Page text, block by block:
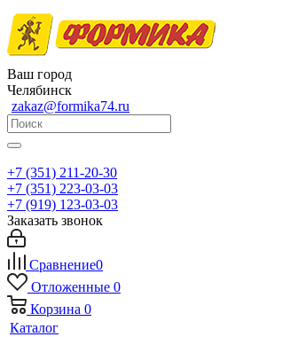
Ваш город
Челябинск
zakaz@formika74.ru
+7 (351) 211-20-30
+7 (351) 223-03-03
+7 (919) 123-03-03
Заказать звонок
Сравнение0
Отложенные 0
Корзина 0
Каталог